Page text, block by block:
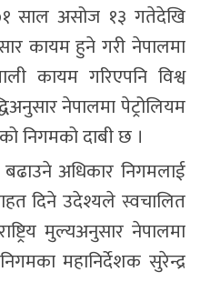
साल असोज १३ गतेदेखि
कायम हुने गरी नेपालमा
कायम गरिएपनि विश्व
नेपालमा पेट्रोलियम
निगमको दाबी छ ।
अधिकार निगमलाई
दिने उदेश्यले स्वचालित
मुल्यअनुसार नेपालमा
महानिर्देशक सुरेन्द्र